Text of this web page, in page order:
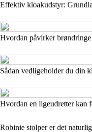
Effektiv kloakudstyr:
Hvordan påvirker
Sådan vedligeholder du din
Hvordan en ligeudretter kan
Robinie stolper er det